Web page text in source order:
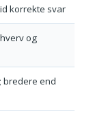
korrekte svar
og
bredere end